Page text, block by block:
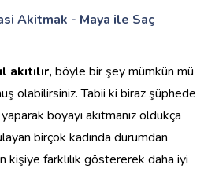
akıtılır, böyle bir şey mümkün mü
olabilirsiniz. Tabii ki biraz şüphede
boyayı akıtmanız oldukça
birçok kadında durumdan
kişiye farklılık göstererek daha iyi